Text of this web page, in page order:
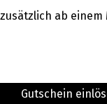
ab
Gutschein